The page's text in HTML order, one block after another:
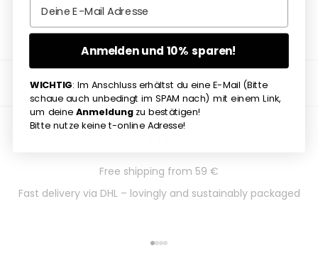
Free shipping from 59 €
Fast delivery via DHL – lovingly and sustainably packaged
Go to item 1
Go to item 2
Go to item 3
Go to item 4
Anmelden und 10% sparen!
WICHTIG: Im Anschluss erhältst du eine E-Mail (Bitte
schaue auch unbedingt im SPAM nach) mit einem Link,
um deine Anmeldung zu bestätigen!
Bitte nutze keine t-online Adresse!